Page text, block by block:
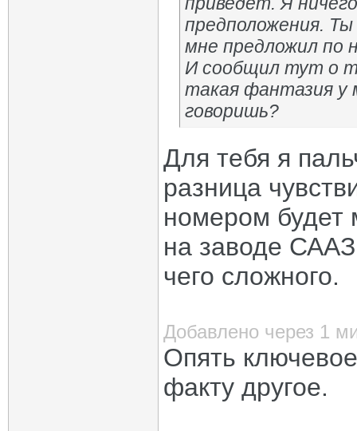
предположения.
мне предложил по
И сообщил тут о
такая фантазия у
говоришь?
Для тебя я
разница
номером
на заводе
чего сложного.
Добавлено через 1
Опять
факту другое.